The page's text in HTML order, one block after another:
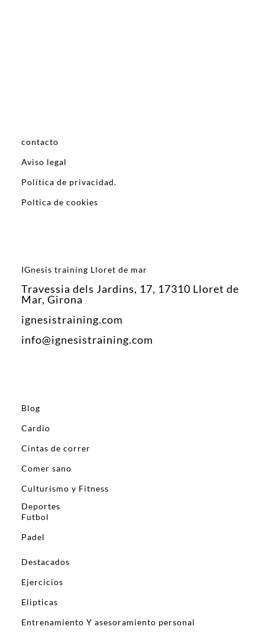
contacto
Aviso legal
Política de privacidad.
Poltica de cookies
IGnesis training Lloret de mar
Travessia dels Jardins, 17, 17310 Lloret de
Mar, Girona
ignesistraining.com
info@ignesistraining.com
Blog
Cardio
Cintas de correr
Comer sano
Culturismo y Fitness
Deportes
Futbol
Padel
Destacados
Ejercicios
Elipticas
Entrenamiento Y asesoramiento personal